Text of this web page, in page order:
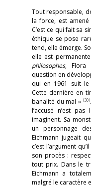
Tout responsable,
la force, est
C’est ce qui fait sa
éthique se pose
tend, elle émerge.
elle est
philosophes, Flora
question en
qui en 1961 suit le
Cette dernière en
banalité du mal » (30)
l’accusé n’est
imaginent. Sa
un personnage
Eichmann jugeait
c’est l’argument
son procès :
tout prix. Dans le
Eichmann a
malgré le caractère